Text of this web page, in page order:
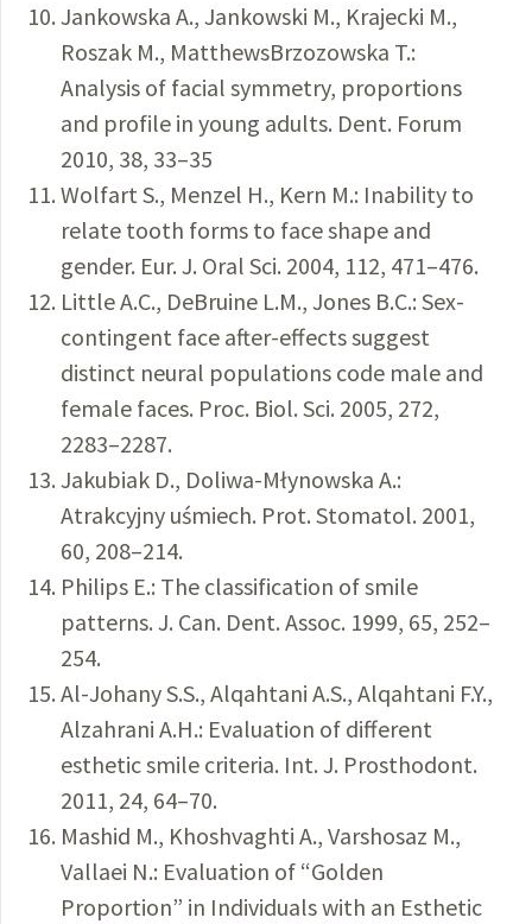
Jankowska A., Jankowski M., Krajecki M.,
Roszak M., MatthewsBrzozowska T.:
Analysis of facial symmetry, proportions
and profile in young adults. Dent. Forum
2010, 38, 33–35
Wolfart S., Menzel H., Kern M.: Inability to
relate tooth forms to face shape and
gender. Eur. J. Oral Sci. 2004, 112, 471–476.
Little A.C., DeBruine L.M., Jones B.C.: Sex-
contingent face after-effects suggest
distinct neural populations code male and
female faces. Proc. Biol. Sci. 2005, 272,
2283–2287.
Jakubiak D., Doliwa-Młynowska A.:
Atrakcyjny uśmiech. Prot. Stomatol. 2001,
60, 208–214.
Philips E.: The classification of smile
patterns. J. Can. Dent. Assoc. 1999, 65, 252–
254.
Al-Johany S.S., Alqahtani A.S., Alqahtani F.Y.,
Alzahrani A.H.: Evaluation of different
esthetic smile criteria. Int. J. Prosthodont.
2011, 24, 64–70.
Mashid M., Khoshvaghti A., Varshosaz M.,
Vallaei N.: Evaluation of “Golden
Proportion” in Individuals with an Esthetic